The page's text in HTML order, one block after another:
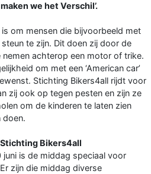
we het Verschil’.
om mensen die bijvoorbeeld met
te zijn. Dit doen zij door de
achterop een motor of trike.
om met een ‘American car’
Stichting Bikers4all rijdt voor
zij ook op tegen pesten en zijn ze
om de kinderen te laten zien
doen.
Bikers4all
is de middag speciaal voor
zijn die middag diverse